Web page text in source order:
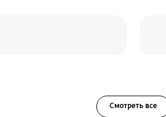
Смотреть все